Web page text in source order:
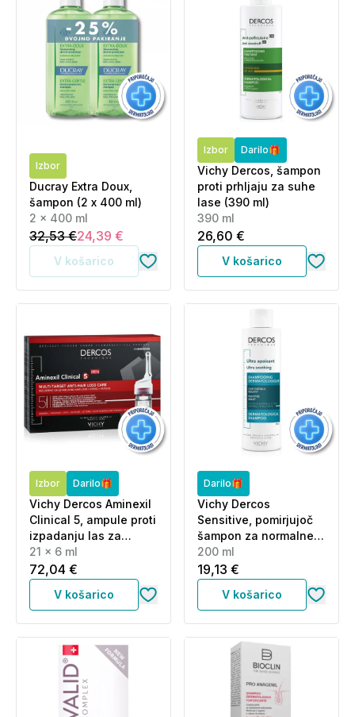
Izbor
Ducray Extra Doux,
šampon (2 x 400 ml)
2 x 400 ml
32,53 €24,39 €
V košarico
Izbor Darilo🎁
Vichy Dercos, šampon
proti prhljaju za suhe
lase (390 ml)
390 ml
26,60 €
V košarico
Izbor Darilo🎁
Vichy Dercos Aminexil
Clinical 5, ampule proti
izpadanju las za
moške (21 x 6 ml)
21 x 6 ml
72,04 €
V košarico
Darilo🎁
Vichy Dercos
Sensitive, pomirjujoč
šampon za normalne
do mastne lase (200
ml)
200 ml
19,13 €
V košarico